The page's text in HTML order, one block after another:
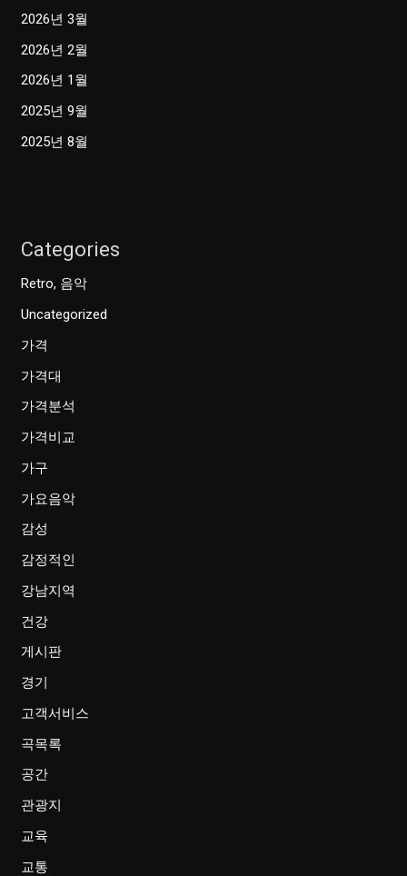
2026년 3월
2026년 2월
2026년 1월
2025년 9월
2025년 8월
Categories
Retro, 음악
Uncategorized
가격
가격대
가격분석
가격비교
가구
가요음악
감성
감정적인
강남지역
건강
게시판
경기
고객서비스
곡목록
공간
관광지
교육
교통